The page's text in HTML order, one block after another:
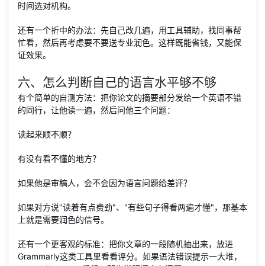
时间选对机构。
还有一个折中的办法：先自己改几遍，用工具辅助，找同事帮
忙看，然后再考虑要不要送专业润色。这样既能省钱，又能保
证效果。
六、怎么判断自己的语言水平够不够
有个简单的自测方法：把你论文的摘要部分发给一个英语不错
的同行，让他读一遍，然后问他三个问题：
读起来顺不顺？
有没有看不懂的地方？
如果他是审稿人，会不会因为语言问题给差评？
如果对方说"读着有点费劲"、"有些句子得看两遍才懂"，那基本
上就是需要润色的信号。
还有一个更客观的标准：把你文章的一段随机抽出来，放进
Grammarly这类工具里看看评分。如果语法错误提示一大堆，